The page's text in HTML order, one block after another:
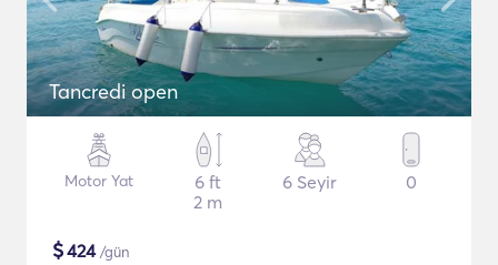
Tancredi open
Motor Yat
6 ft
2 m
6 Seyir 0
$424/gün